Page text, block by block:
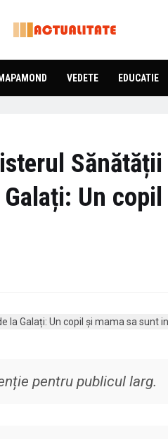
MAPAMOND VEDETE EDUCATIE
Sănătății
Un
pentru publicul larg.